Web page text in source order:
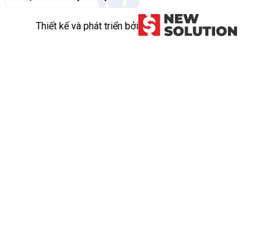
Thiết kế và phát triển bởi